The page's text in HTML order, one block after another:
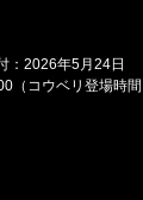
：2026年5月24日
（コウベリ登場時間